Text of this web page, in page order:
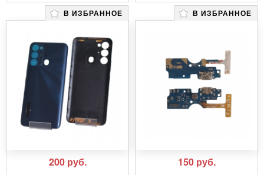
В ИЗБРАННОЕ
200 руб.
В ИЗБРАННОЕ
150 руб.